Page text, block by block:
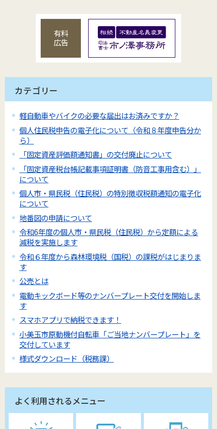
有料
広告
カテゴリー
軽自動車やバイクの必要な届出はお済みですか？
個人住民税申告の電子化について（令和８年度申告分か
ら）
「固定資産評価額通知書」の交付廃止について
「固定資産税台帳記載事項証明書（防音工事用含む）」
について
個人市・県民税（住民税）の特別徴収税額通知の電子化
について
地番図の申請について
令和6年度の個人市・県民税（住民税）から定額による
減税を実施します
令和６年度から森林環境税（国税）の課税がはじまりま
す
公売とは
電動キックボード等のナンバープレート交付を開始しま
す
スマホアプリで納税できます！
小美玉市原動機付自転車「ご当地ナンバープレート」を
交付しています
様式ダウンロード（税務課）
よく利用されるメニュー